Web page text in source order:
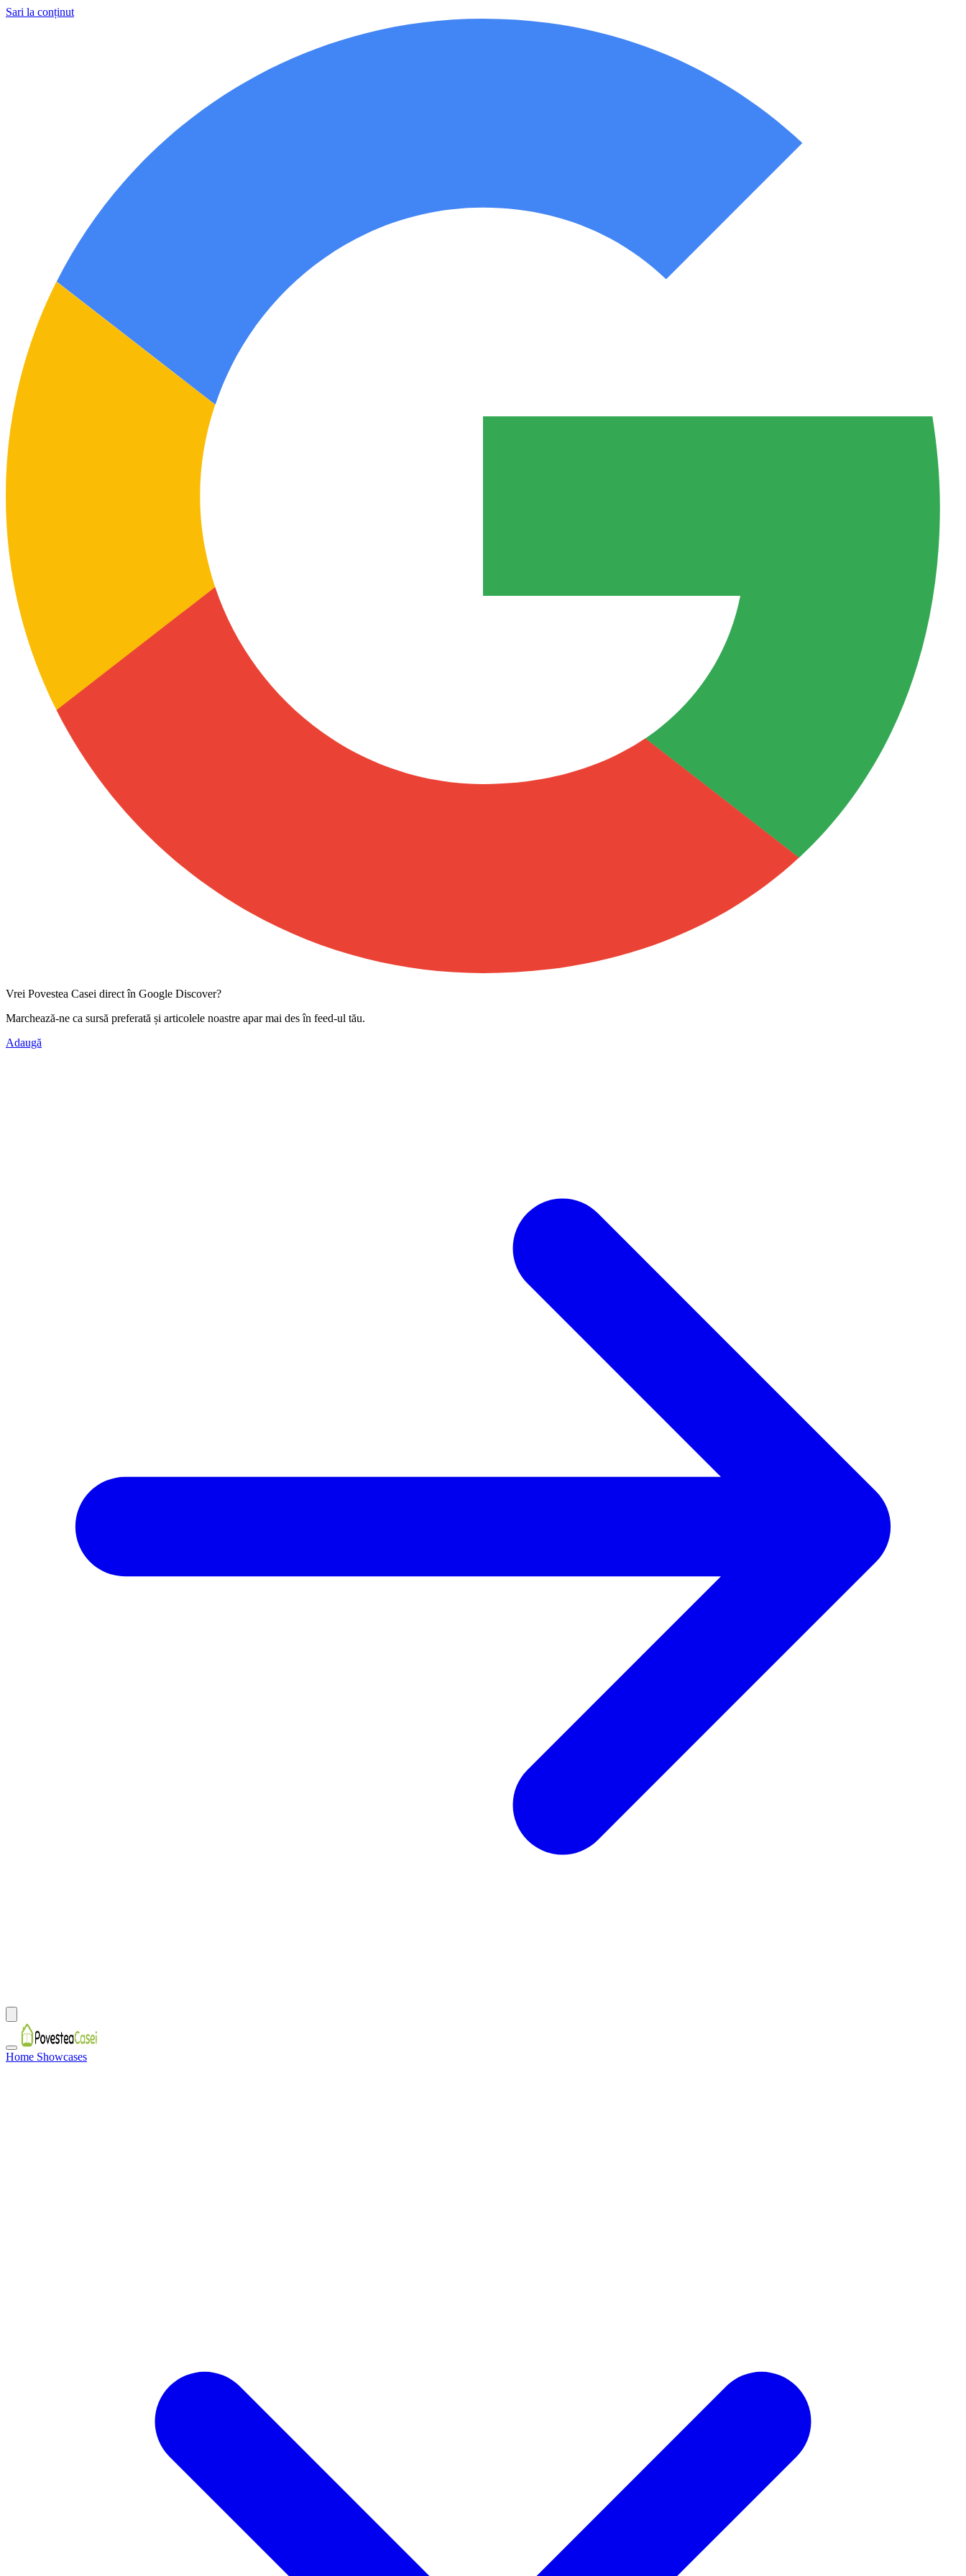
Sari la conținut
Vrei Povestea Casei direct în Google Discover?
Marchează-ne ca sursă preferată și articolele noastre apar mai des în feed-ul tău.
Adaugă
Home Showcases